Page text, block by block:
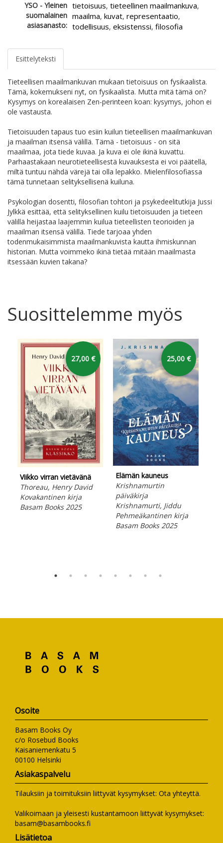
YSO - Yleinen
suomalainen
asiasanasto:
tietoisuus, tieteellinen maailmankuva,
maailma, kuvat, representaatio,
todellisuus, eksistenssi, filosofia
Esittelyteksti
Tieteellisen maailmankuvan mukaan tietoisuus on fysikaalista.
Tämä, kokemukseni nyt, on fysikaalista. Mutta mitä tämä on?
Kysymys on korealaisen Zen-perinteen koan: kysymys, johon ei
ole vastausta.
Tietoisuuden tapaus tuo esiin kuilun tieteellisen maailmankuvan
ja maailman itsensä välillä. Tämä - tietoisuus - on sitä
maailmaa, jota tiede kuvaa. Ja kuva ei ole ikinä kuvattu.
Parhaastakaan neurotieteellisestä kuvauksesta ei voi päätellä,
miltä tuntuu nähdä värejä tai olla lepakko. Mielenfilosofiassa
tämä tunnetaan selityksellisenä kuiluna.
Psykologian dosentti, filosofian tohtori ja psykedeelitutkija Jussi
Jylkkä esittää, että selityksellinen kuilu tietoisuuden ja tieteen
välillä heijastaa laajemmin kuilua tieteellisten teorioiden ja
maailman itsensä välillä. Tiede tarjoaa yhden
todenmukaisimmista maailmankuvista kautta ihmiskunnan
historian. Mutta voimmeko ikinä tietää mitään maailmasta
itsessään kuvien takana?
Suosittelemme myös
27,00 €
Viikko virran vietävänä
Thoreau, Henry David
Kovakantinen kirja
Basam Books 2025
25,00 €
Elämän kauneus
Krishnamurtin
päiväkirja
Krishnamurti, Jiddu
Pehmeäkantinen kirja
Basam Books 2025
Osoite
Basam Books Oy
c/o Rosebud Books
Kaisaniemenkatu 5
00100 Helsinki
Asiakaspalvelu
Tilauksiin ja toimituksiin liittyvät kysymykset: Ota yhteyttä.
Valikoimaan ja yleisesti kustantamoon liittyvät kysymykset:
basam@basambooks.fi
Lisätietoa